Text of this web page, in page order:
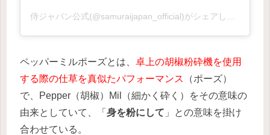
ペッパーミルポーズとは、 卓上の胡椒粉砕機を使用
する際の仕草を真似たパフォーマンス
（ポーズ）
で、Pepper（胡椒）Mil（細かく砕く）をその意味の
由来としていて、「 身を粉にして 」との意味を掛け
合わせている。